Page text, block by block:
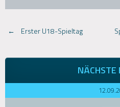
Post
navigation
← Erster U18-Spieltag
NÄCHSTE